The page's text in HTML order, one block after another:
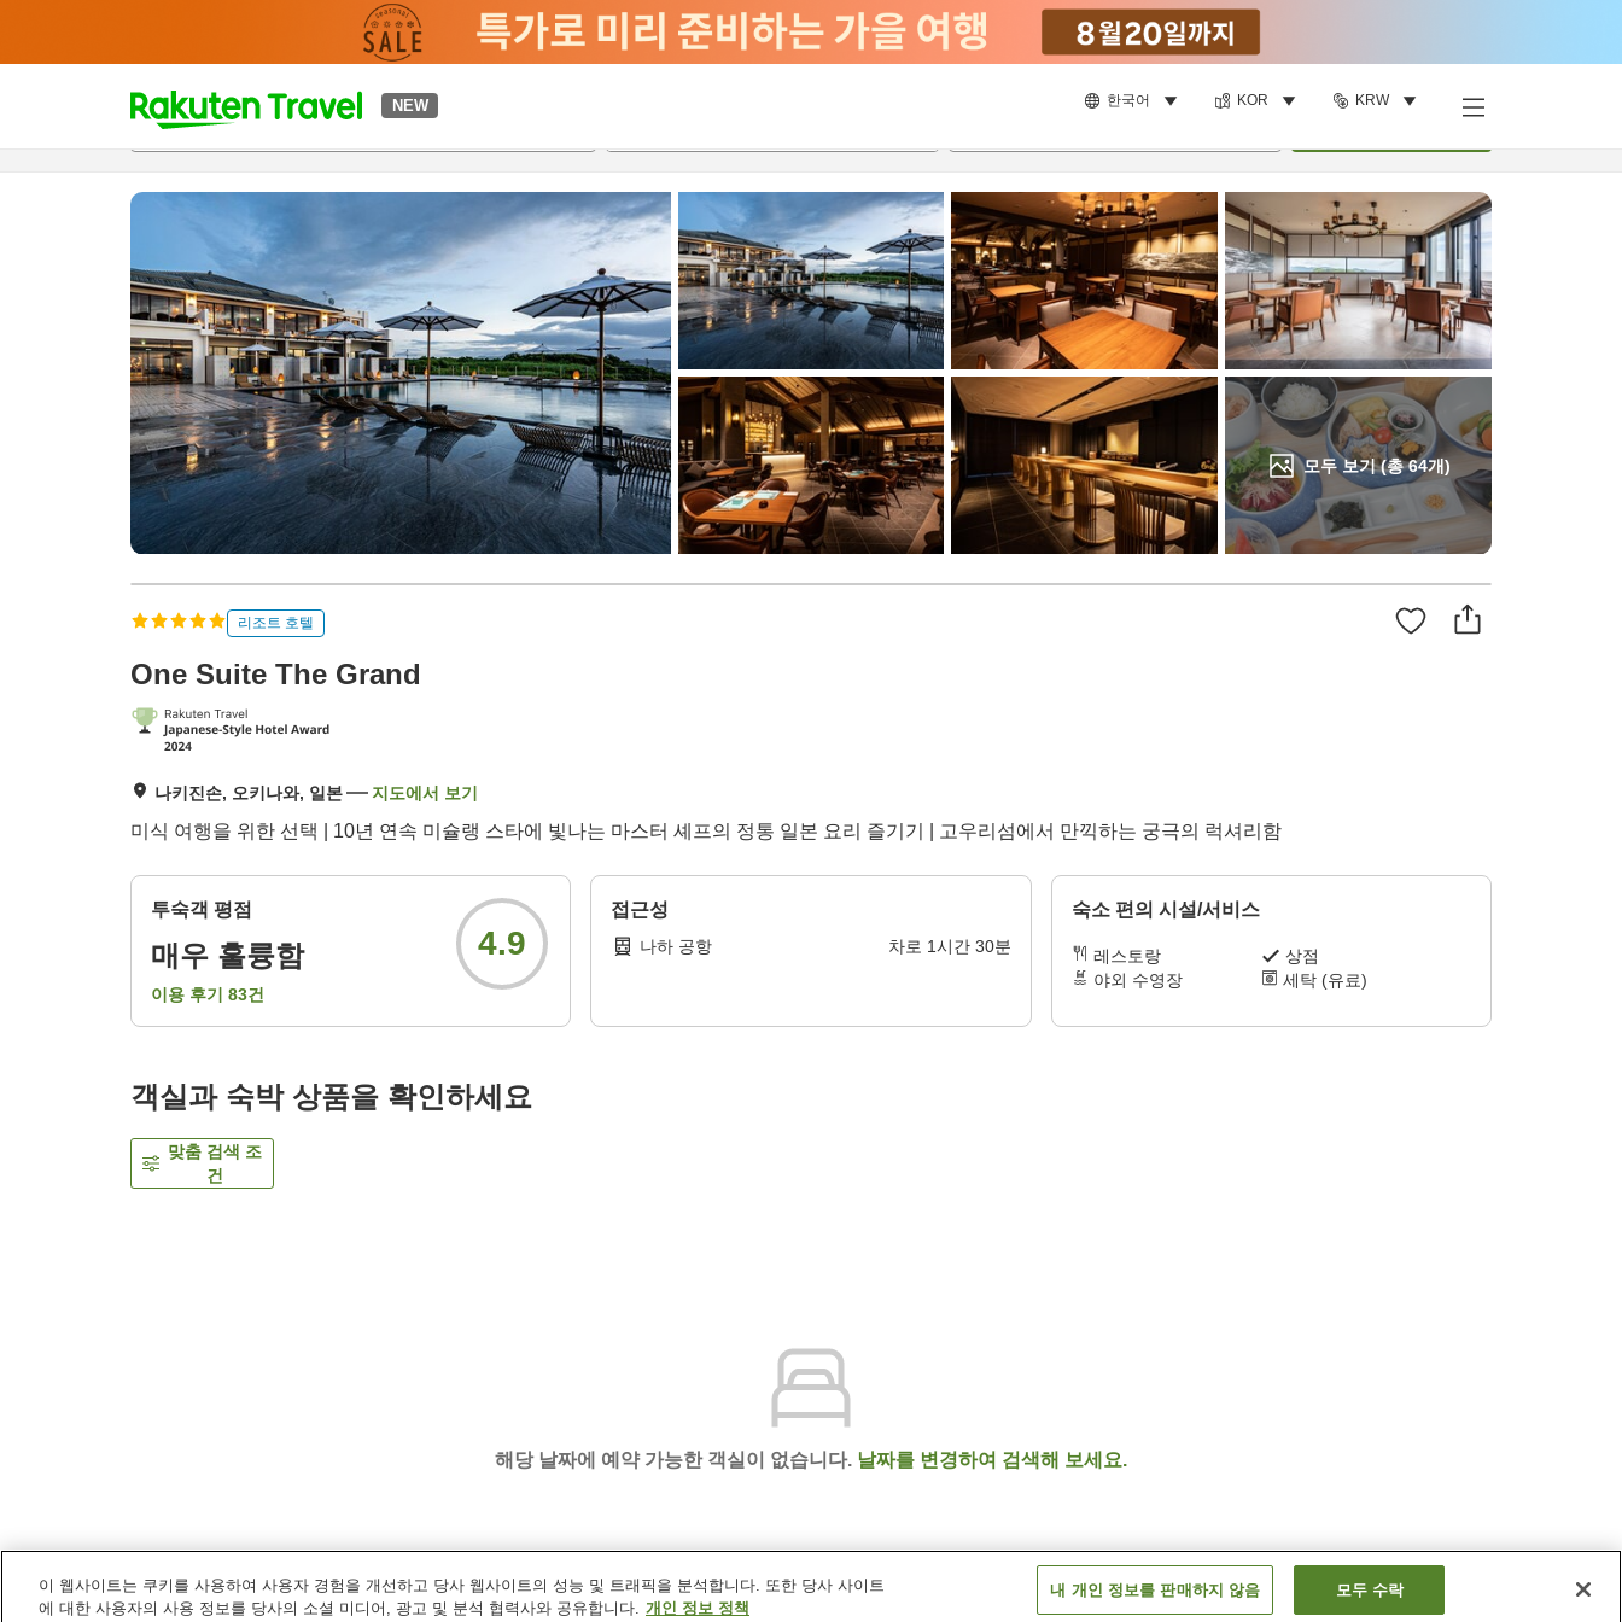
NEW 한국어 KOR KRW
t
p
a
_
s
e
a
r
c
h
모두 보기 (총64개)
개요객실 & 숙박 상품이용 후기 편의 시설/서비스
리조트 호텔
One Suite The Grand
나키진손, 오키나와, 일본 지도에서 보기
미식 여행을 위한 선택 | 10년 연속 미슐랭 스타에 빛나는 마스터 셰프의 정통 일본 요리 즐기기 | 고우리섬에서 만끽하는 궁극의 럭셔리함
투숙객 평점
매우 훌륭함
이용 후기 83건
4.9
접근성
나하 공항 차로 1시간 30분
숙소 편의 시설/서비스
레스토랑
상점
야외 수영장
세탁 (유료)
객실과 숙박 상품을 확인하세요
맞춤 검색 조
건
해당 날짜에 예약 가능한 객실이 없습니다. 날짜를 변경하여 검색해 보세요.
홈 일본 오키나와 나키진손 One Suite The Grand
이 웹사이트는 쿠키를 사용하여 사용자 경험을 개선하고 당사 웹사이트의 성능 및 트래픽을 분석합니다. 또한 당사 사이트
에 대한 사용자의 사용 정보를 당사의 소셜 미디어, 광고 및 분석 협력사와 공유합니다. 개인 정보 정책
내 개인 정보를 판매하지 않음 모두 수락